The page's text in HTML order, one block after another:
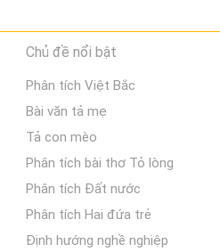
Chủ đề nổi bật
Phân tích Việt Bắc
Bài văn tả mẹ
Tả con mèo
Phân tích bài thơ Tỏ lòng
Phân tích Đất nước
Phân tích Hai đứa trẻ
Định hướng nghề nghiệp